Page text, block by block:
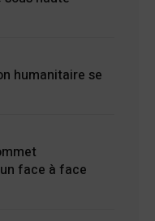
humanitaire se
face à face